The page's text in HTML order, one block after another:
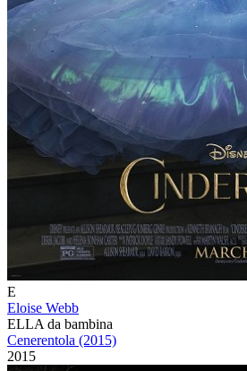
E
Eloise Webb
ELLA da bambina
Cenerentola (2015)
2015